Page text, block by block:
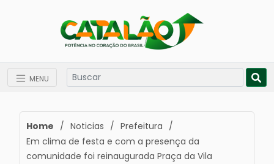
MENU
Home / Noticias / Prefeitura /
Em clima de festa e com a presença da
comunidade foi reinaugurada Praça da Vila